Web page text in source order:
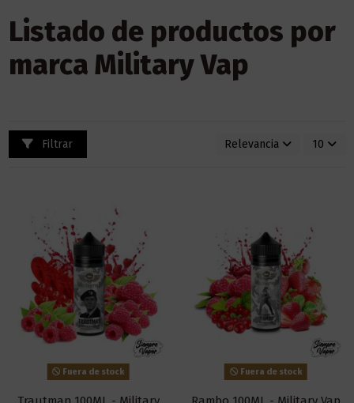
Listado de productos por
marca Military Vap
Filtrar Relevancia 10
Fuera de stock Fuera de stock